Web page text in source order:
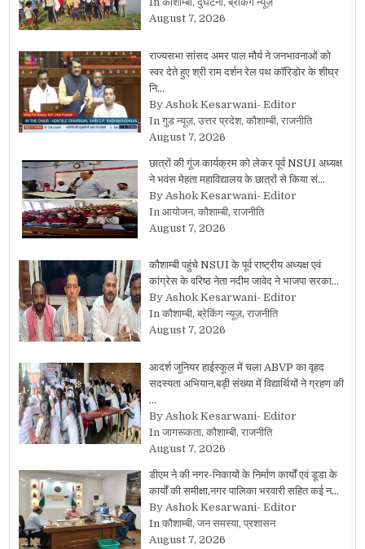
August 7, 2026
राज्यसभा सांसद अमर पाल मौर्य ने जनभावनाओं को
स्वर देते हुए श्री राम दर्शन रेल पथ कॉरिडोर के शीघ्र
नि…
By Ashok Kesarwani- Editor
In गुड न्यूज़, उत्तर प्रदेश, कौशाम्बी, राजनीति
August 7, 2026
छात्रों की गूंज कार्यक्रम को लेकर पूर्व NSUI अध्यक्ष
ने भवंस मेहता महाविद्यालय के छात्रों से किया सं…
By Ashok Kesarwani- Editor
In आयोजन, कौशाम्बी, राजनीति
August 7, 2026
कौशाम्बी पहुंचे NSUI के पूर्व राष्ट्रीय अध्यक्ष एवं
कांग्रेस के वरिष्ठ नेता नदीम जावेद ने भाजपा सरका…
By Ashok Kesarwani- Editor
In कौशाम्बी, ब्रेकिंग न्यूज़, राजनीति
August 7, 2026
आदर्श जूनियर हाईस्कूल में चला ABVP का वृहद
सदस्यता अभियान,बड़ी संख्या में विद्यार्थियों ने ग्रहण की
…
By Ashok Kesarwani- Editor
In जागरूकता, कौशाम्बी, राजनीति
August 7, 2026
डीएम ने की नगर-निकायों के निर्माण कार्यों एवं डूडा के
कार्यों की समीक्षा,नगर पालिका भरवारी सहित कई न…
By Ashok Kesarwani- Editor
In कौशाम्बी, जन समस्या, प्रशासन
August 7, 2026